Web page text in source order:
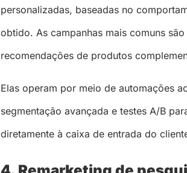
personalizadas, baseadas no
obtido. As campanhas mais comuns
recomendações de produtos
Elas operam por meio de automações
segmentação avançada e testes A/B
diretamente à caixa de entrada do